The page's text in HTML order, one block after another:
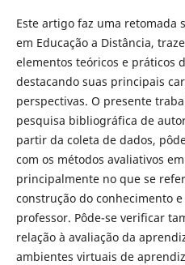
Este artigo faz uma retomada
em Educação a Distância,
elementos teóricos e práticos
destacando suas principais
perspectivas. O presente
pesquisa bibliográfica de
partir da coleta de dados,
com os métodos avaliativos
principalmente no que se
construção do conhecimento
professor. Pôde-se verificar
relação à avaliação da
ambientes virtuais de